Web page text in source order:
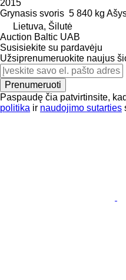
2015
Grynasis svoris 5 840 kg
Lietuva, Šilutė
Auction Baltic UAB
Susisiekite su pardavėju
Užsiprenumeruokite naujus
Prenumeruoti
Paspaudę čia patvirtinsite,
politika ir naudojimo sutarties